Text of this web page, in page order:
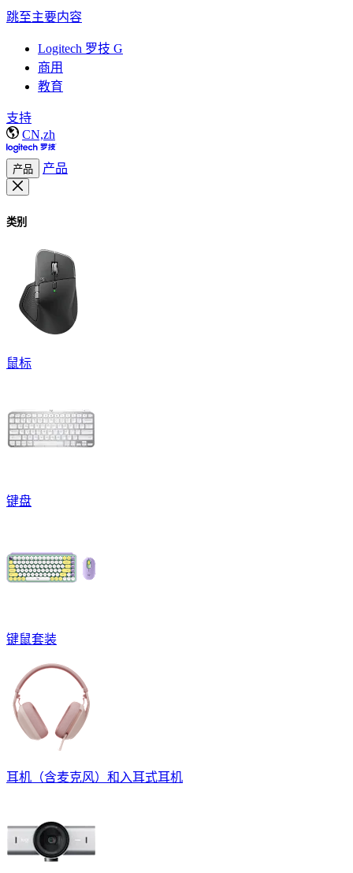
跳至主要内容
Logitech 罗技 G
商用
教育
支持
CN,zh
产品 产品
类别
鼠标
键盘
键鼠套装
耳机（含麦克风）和入耳式耳机